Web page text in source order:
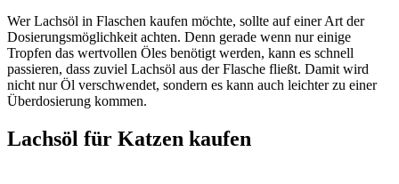
Wer Lachsöl in Flaschen kaufen möchte, sollte auf einer Art der
Dosierungsmöglichkeit achten. Denn gerade wenn nur einige
Tropfen das wertvollen Öles benötigt werden, kann es schnell
passieren, dass zuviel Lachsöl aus der Flasche fließt. Damit wird
nicht nur Öl verschwendet, sondern es kann auch leichter zu einer
Überdosierung kommen.
Lachsöl für Katzen kaufen